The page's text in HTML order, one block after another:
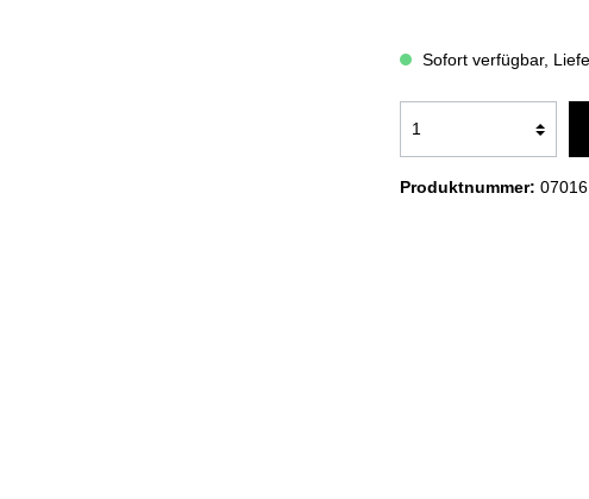
BADEMÄNTEL NEW GENERATION
KUSCHELDECKEN LIGHT
KUSCHELDECKEN MIT
Sofort verfügbar,
Produktnummer: 07016